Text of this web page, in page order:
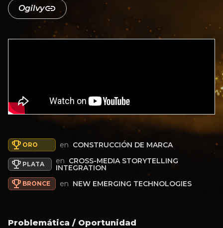
Ogilvy
ORO en CONSTRUCCIÓN DE MARCA
PLATA en CROSS-MEDIA STORYTELLING
INTEGRATION
BRONCE en NEW EMERGING TECHNOLOGIES
Problemática / Oportunidad